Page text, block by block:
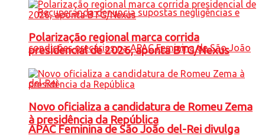
APAC Feminina de São João del-Rei divulga
Polarização regional marca corrida
presidencial de 2026, aponta BTG/Nexus
Novo oficializa a candidatura de Romeu Zema
à presidência da República